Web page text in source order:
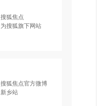
搜狐焦点
为搜狐旗下网站
搜狐焦点官方微博
新乡站